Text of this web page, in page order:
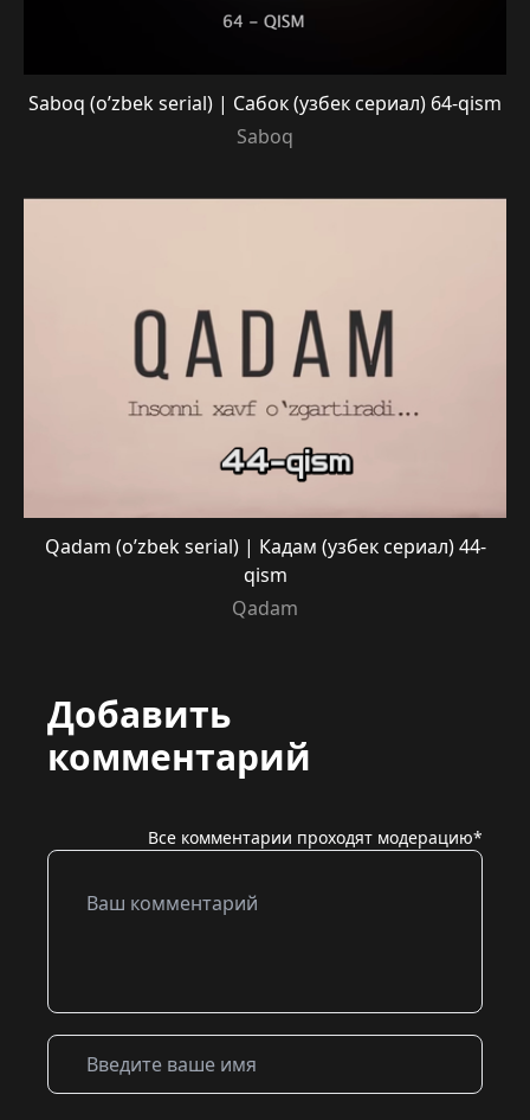
Saboq (o’zbek serial) | Сабок (узбек сериал) 64-qism
Saboq
Qadam (o’zbek serial) | Кадам (узбек сериал) 44-
qism
Qadam
Добавить
комментарий
Все комментарии проходят модерацию*